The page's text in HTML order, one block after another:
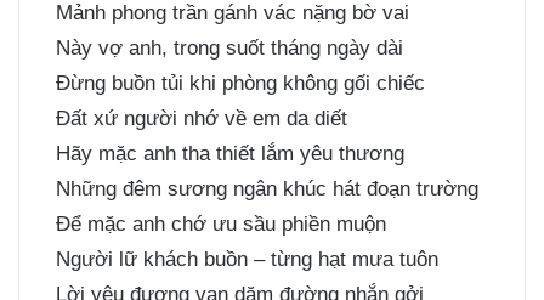
Mảnh phong trần gánh vác nặng bờ vai
Này vợ anh, trong suốt tháng ngày dài
Đừng buồn tủi khi phòng không gối chiếc
Đất xứ người nhớ về em da diết
Hãy mặc anh tha thiết lắm yêu thương
Những đêm sương ngân khúc hát đoạn trường
Để mặc anh chớ ưu sầu phiền muộn
Người lữ khách buồn – từng hạt mưa tuôn
Lời yêu đương vạn dặm đường nhắn gởi